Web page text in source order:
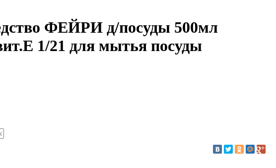
ФЕЙРИ д/посуды 500мл
1/21 для мытья посуды